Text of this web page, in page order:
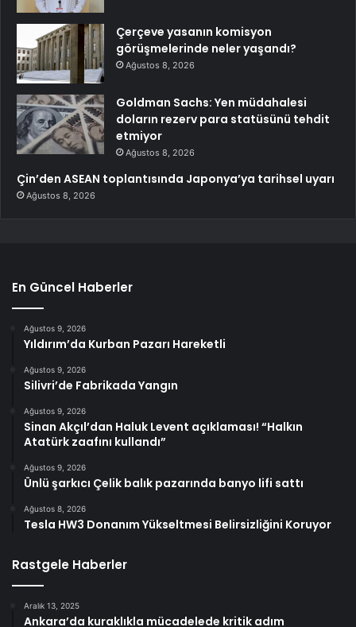
Çerçeve yasanın komisyon
görüşmelerinde neler yaşandı?
Ağustos 8, 2026
Goldman Sachs: Yen müdahalesi
doların rezerv para statüsünü tehdit
etmiyor
Ağustos 8, 2026
Çin’den ASEAN toplantısında Japonya’ya tarihsel uyarı
Ağustos 8, 2026
En Güncel Haberler
Ağustos 9, 2026
Yıldırım’da Kurban Pazarı Hareketli
Ağustos 9, 2026
Silivri’de Fabrikada Yangın
Ağustos 9, 2026
Sinan Akçıl’dan Haluk Levent açıklaması! “Halkın
Atatürk zaafını kullandı”
Ağustos 9, 2026
Ünlü şarkıcı Çelik balık pazarında banyo lifi sattı
Ağustos 8, 2026
Tesla HW3 Donanım Yükseltmesi Belirsizliğini Koruyor
Rastgele Haberler
Aralık 13, 2025
Ankara’da kuraklıkla mücadelede kritik adım